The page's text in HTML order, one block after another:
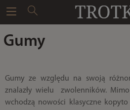
Gumy
Gumy ze względu na swoją
znalazły wielu zwolenników.
wchodzą nowości klasyczne